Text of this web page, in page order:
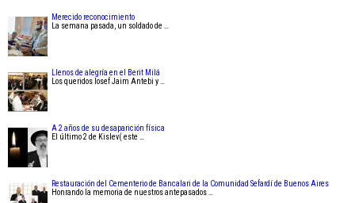
Merecido reconocimiento
La semana pasada, un soldado de …
Llenos de alegría en el Berit Milá
Los queridos Iosef Jaim Antebi y …
A 2 años de su desaparición física
El último 2 de Kislev( este …
Restauración del Cementerio de Bancalari de la Comunidad Sefardí de Buenos Aires
Honrando la memoria de nuestros antepasados …